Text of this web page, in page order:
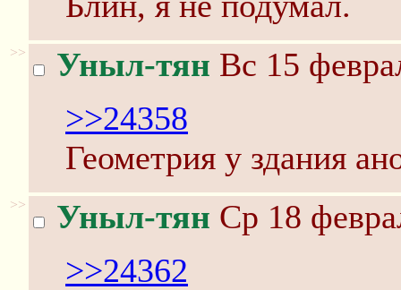
>> Уныл-тян Вс 15
>>24358
Геометрия у здания
>> Уныл-тян Ср 18
>>24362